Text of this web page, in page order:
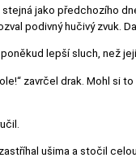
stejná jako předchozího
podivný hučivý zvuk.
lepší sluch, než
zavrčel drak. Mohl si
ušima a stočil